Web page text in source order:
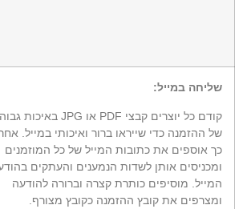
שליחה במייל:
קודם כל יוצרים קבצי PDF או JPG באיכות גבוהה
של ההזמנה כדי שייראו ברור ואיכותי במייל. אחר
כך אוספים את כתובות המייל של כל המוזמנים
ומכניסים אותן לשדות הנמענים והעתקים בהודעת
המייל. מוסיפים כותרת קצרה וברורה להודעה
ומצרפים את קובץ ההזמנה כקובץ מצורף.